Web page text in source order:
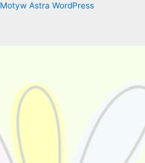
Motyw Astra WordPress